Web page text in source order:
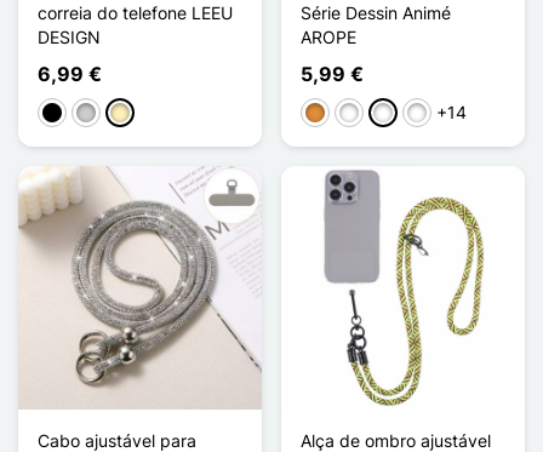
correia do telefone LEEU
DESIGN
6,99 €
PretoPrataOuro
Série Dessin Animé
AROPE
5,99 €
TigreCochonPandaCochon Gras
+14
Cabo ajustável para
Alça de ombro ajustável